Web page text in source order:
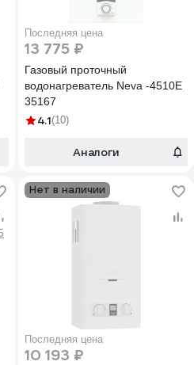
Последняя цена
13 775 ₽
Газовый проточный
водонагреватель Neva -4510Е
35167
4.1(10)
Аналоги
Нет в наличии
Последняя цена
10 193 ₽